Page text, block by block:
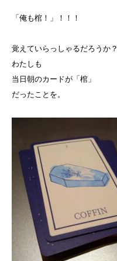
「俺も棺！」！！！
覚えていらっしゃるだろうか？
わたしも
当日朝のカードが「棺」
だったことを。